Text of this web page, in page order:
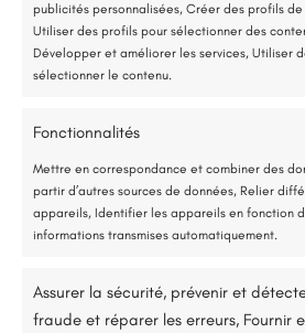
publicités personnalisées, Créer des profils
Utiliser des profils pour sélectionner des
Développer et améliorer les services, Utiliser
sélectionner le contenu.
Fonctionnalités
Mettre en correspondance et combiner des
partir d’autres sources de données, Relier
appareils, Identifier les appareils en fonction
informations transmises automatiquement.
Assurer la sécurité, prévenir et
fraude et réparer les erreurs, Fournir
11 rue Kléber, 49130, Les
Jusqu’à 80% de